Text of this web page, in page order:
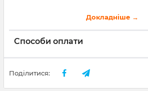
Докладніше →
Способи оплати
Поділитися: